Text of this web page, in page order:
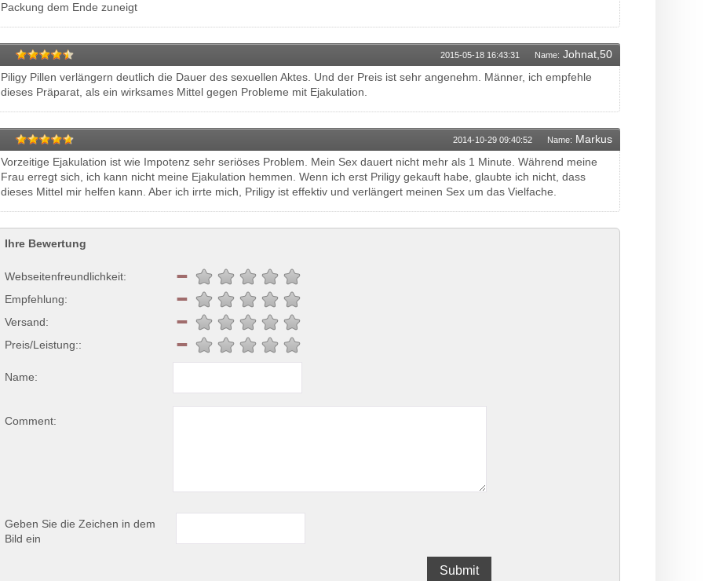
Packung dem Ende zuneigt
2015-05-18 16:43:31 Name: Johnat,50
Piligy Pillen verlängern deutlich die Dauer des sexuellen Aktes. Und der Preis ist sehr angenehm. Männer, ich empfehle
dieses Präparat, als ein wirksames Mittel gegen Probleme mit Ejakulation.
2014-10-29 09:40:52 Name: Markus
Vorzeitige Ejakulation ist wie Impotenz sehr seriöses Problem. Mein Sex dauert nicht mehr als 1 Minute. Während meine
Frau erregt sich, ich kann nicht meine Ejakulation hemmen. Wenn ich erst Priligy gekauft habe, glaubte ich nicht, dass
dieses Mittel mir helfen kann. Aber ich irrte mich, Priligy ist effektiv und verlängert meinen Sex um das Vielfache.
Ihre Bewertung
Webseitenfreundlichkeit:
Empfehlung:
Versand:
Preis/Leistung::
Name:
Comment:
Geben Sie die Zeichen in dem
Bild ein